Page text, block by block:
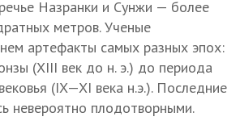
Назранки и Сунжи — более
метров. Ученые
артефакты самых разных эпох:
(XIII век до н. э.) до периода
(IX—XI века н.э.). Последние
невероятно плодотворными.